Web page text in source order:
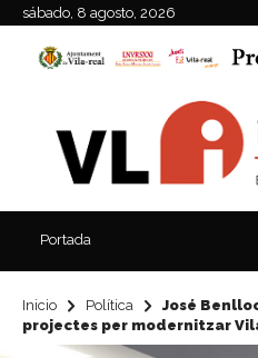
sábado, 8 agosto, 2026
Portada
Inicio Política
José
projectes per modernitzar